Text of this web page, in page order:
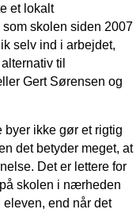
et lokalt
skolen siden 2007
selv ind i arbejdet,
til
Gert Sørensen og
byer ikke gør et rigtig
det betyder meget, at
Det er lettere for
skolen i nærheden
end når det